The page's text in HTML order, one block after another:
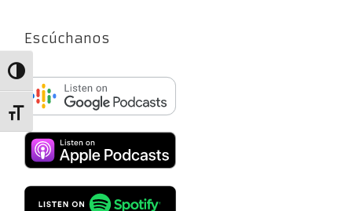
Alternar alto contraste
Alternar tamaño de letra
Escúchanos